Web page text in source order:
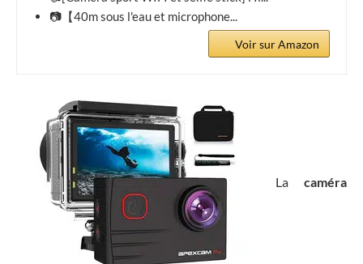
📷【40m sous l'eau et microphone...
Voir sur Amazon
La caméra